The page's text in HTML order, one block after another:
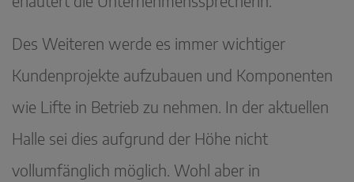
Des Weiteren werde es immer wichtiger
Kundenprojekte aufzubauen und Komponenten
wie Lifte in Betrieb zu nehmen. In der aktuellen
Halle sei dies aufgrund der Höhe nicht
vollumfänglich möglich. Wohl aber in